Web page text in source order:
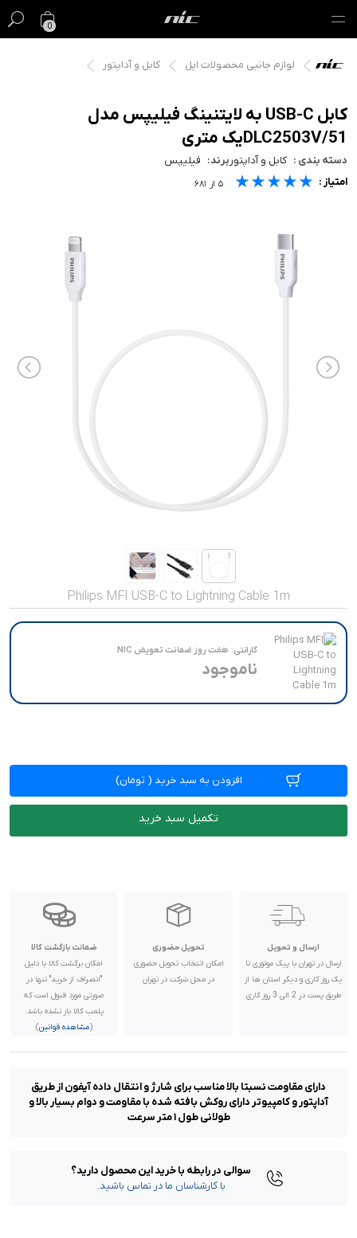
0
گیفت کارت
فروش ویژه
مک
آیفون
ایرپاد
اپل واچ
صدا و تصویر
قیمت روز
محصولات کارکرده
تماس با ما
لوازم جانبی محصولات اپل کابل و آداپتور
Philips MFI USB-C to Lightning Cable 1m
گارانتی: هفت روز ضمانت تعویض NIC
ناموجود
افزودن به سبد خرید ( تومان)
تکمیل سبد خرید
کابل USB-C به لایتنینگ فیلیپس مدل
DLC2503V/51یک متری
دسته بندی : کابل و آداپتوربرند: فیلیپس
امتیاز : ★★★★★
★★★★★
★★★★★ ۵ از ۶۸۱
ارسال و تحویل
ارسال در تهران با پیک موتوری تا
یک روز کاری و دیگر استان ها از
طریق پست در 2 الی 3 روز کاری
تحویل حضوری
امکان انتخاب تحویل حضوری
در محل شرکت در تهران
ضمانت بازگشت کالا
امکان برگشت کالا با دلیل
"انصراف از خرید" تنها در
صورتی مورد قبول است که
پلمب کالا باز نشده باشد.
(مشاهده قوانین)
دارای مقاومت نسبتا بالا مناسب برای شارژ و انتقال داده آیفون از طریق
آداپتور و کامپیوتر دارای روکش بافته شده با مقاومت و دوام بسیار بالا و
طولانی طول ۱ متر سرعت
سوالی در رابطه با خرید این محصول دارید؟
با کارشناسان ما در تماس باشید.